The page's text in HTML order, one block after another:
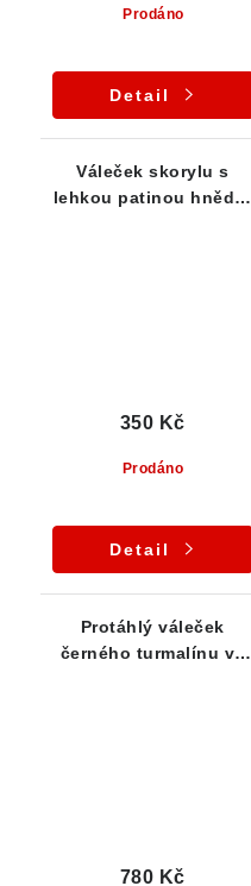
Prodáno
Detail
Váleček skorylu s
lehkou patinou hnědo-
Prodáno
350 Kč
Detail
Protáhlý váleček
černého turmalínu ve
780 Kč